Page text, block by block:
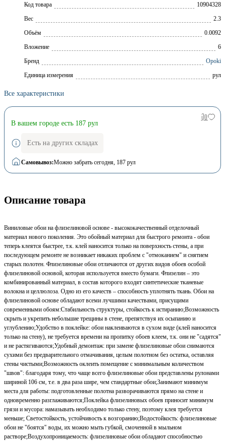
Код товара
10904328
Вес
2.3
Объём
0.0092
Вложение
6
Брeнд
Opoki
Единица измерения
рул
Все характеристики
В вашем городе есть 187 рул
Есть на других складах
Самовывоз:Можно забрать сегодня , 187 рул
Описание товара
Виниловые обои на флизелиновой основе - высококачественный отделочный
материал нового поколения. Это обойный материал для быстрого ремонта - обои
теперь клеятся быстрее, т.к. клей наносится только на поверхность стены, а при
последующем ремонте не возникает никаких проблем с "отмоканием" и снятием
старых полотен. Флизелиновые обои отличаются от других видов обоев особой
флизелиновой основой, которая используется вместо бумаги. Флизелин – это
комбинированный материал, в состав которого входят синтетические тканевые
волокна и целлюлоза. Одно из его качеств – способность уплотнять ткань. Обои на
флизелиновой основе обладают всеми лучшими качествами, присущими
современными обоям:Стабильность структуры, стойкость к истиранию;Возможность
скрыть и укрепить небольшие трещины в стене, препятствуя их осыпанию и
углублению;Удобство в поклейке: обои наклеиваются в сухом виде (клей наносится
только на стену), не требуется времени на пропитку обоев клеем, т.к. они не "садятся"
и не растягиваются;Удобный демонтаж: при замене флизелиновые обои снимаются
сухими без предварительного отмачивания, целым полотном без остатка, оставляя
стены чистыми;Возможность оклеить помещение с минимальным количеством
"швов": благодаря тому, что чаще всего флизелиновые обои представлены рулонами
шириной 106 см, т.е. в два раза шире, чем стандартные обои;Занимают минимум
места для работы: подготовленные полотна разворачиваются прямо на стене и
одновременно разглаживаются;Поклейка флизелиновых обоев приносит минимум
грязи и мусора: намазывать необходимо только стену, поэтому клея требуется
меньше; Светостойкость, устойчивость к возгоранию;Водостойкость: флизелиновые
обои не "боятся" воды, их можно мыть губкой, смоченной в мыльном
растворе;Воздухопроницаемость: флизелиновые обои обладают способностью